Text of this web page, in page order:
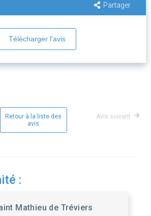
Partager
Télécharger l'avis
Retour à la liste des
avis
Avis suivant
:
Mathieu de Tréviers